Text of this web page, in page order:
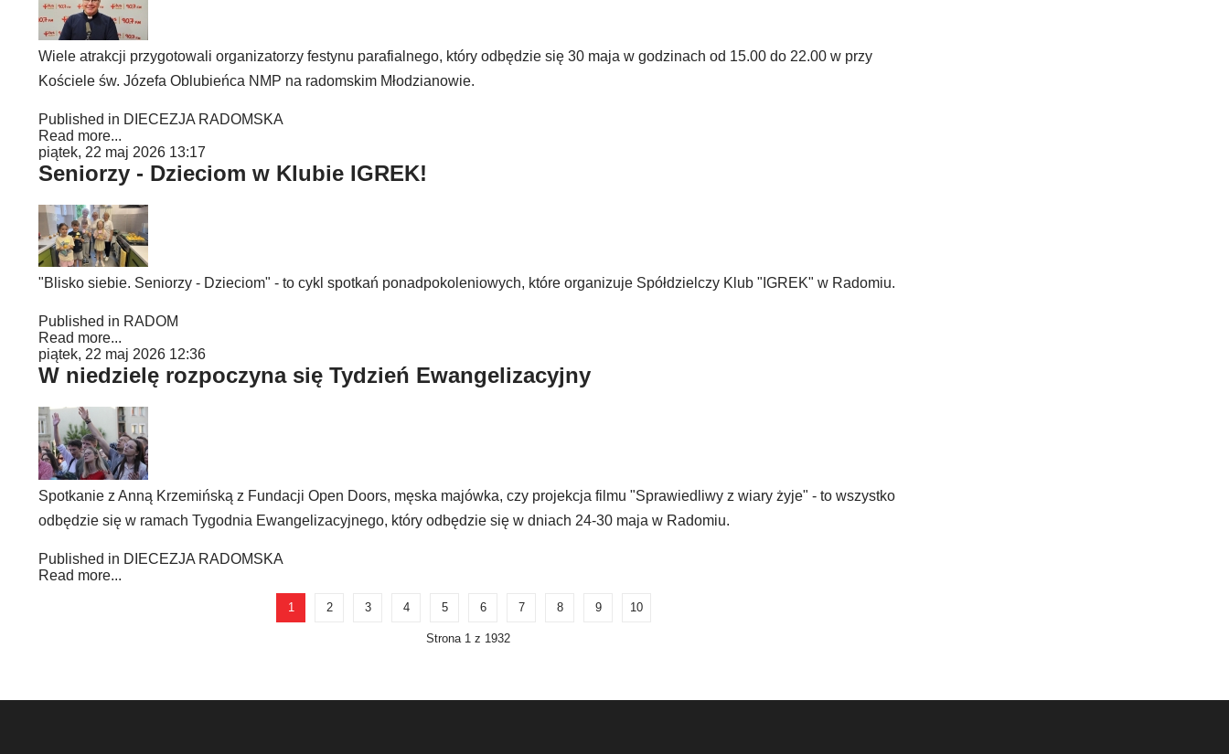
Wiele atrakcji przygotowali organizatorzy festynu parafialnego, który odbędzie się 30 maja w godzinach od 15.00 do 22.00 w przy
Kościele św. Józefa Oblubieńca NMP na radomskim Młodzianowie.
Published in DIECEZJA RADOMSKA
Read more...
piątek, 22 maj 2026 13:17
Seniorzy - Dzieciom w Klubie IGREK!
"Blisko siebie. Seniorzy - Dzieciom" - to cykl spotkań ponadpokoleniowych, które organizuje Spółdzielczy Klub "IGREK" w Radomiu.
Published in RADOM
Read more...
piątek, 22 maj 2026 12:36
W niedzielę rozpoczyna się Tydzień Ewangelizacyjny
Spotkanie z Anną Krzemińską z Fundacji Open Doors, męska majówka, czy projekcja filmu "Sprawiedliwy z wiary żyje" - to wszystko
odbędzie się w ramach Tygodnia Ewangelizacyjnego, który odbędzie się w dniach 24-30 maja w Radomiu.
Published in DIECEZJA RADOMSKA
Read more...
1 2 3 4 5 6 7 8 9 10
Strona 1 z 1932